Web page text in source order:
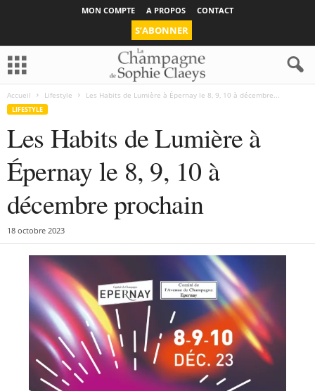
MON COMPTE A PROPOS CONTACT
S’ABONNER
Accueil Lifestyle Les Habits de Lumière à Épernay le 8, 9, 10 à décembre...
LIFESTYLE
Les Habits de Lumière à
Épernay le 8, 9, 10 à
décembre prochain
18 octobre 2023